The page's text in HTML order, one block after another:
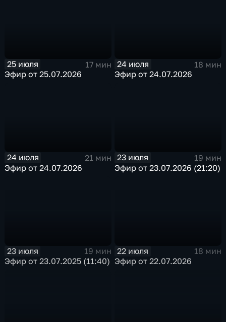
25 июля
17 мин
Эфир от 25.07.2026
24 июля
18 мин
Эфир от 24.07.2026
24 июля
21 мин
Эфир от 24.07.2026
23 июля
19 мин
Эфир от 23.07.2026 (21:20)
23 июля
19 мин
Эфир от 23.07.2025 (11:40)
22 июля
18 мин
Эфир от 22.07.2026